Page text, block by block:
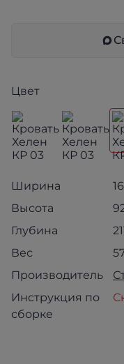
Цвет
Ширина
Высота
Глубина
Вес
Производитель
Инструкция по
сборке